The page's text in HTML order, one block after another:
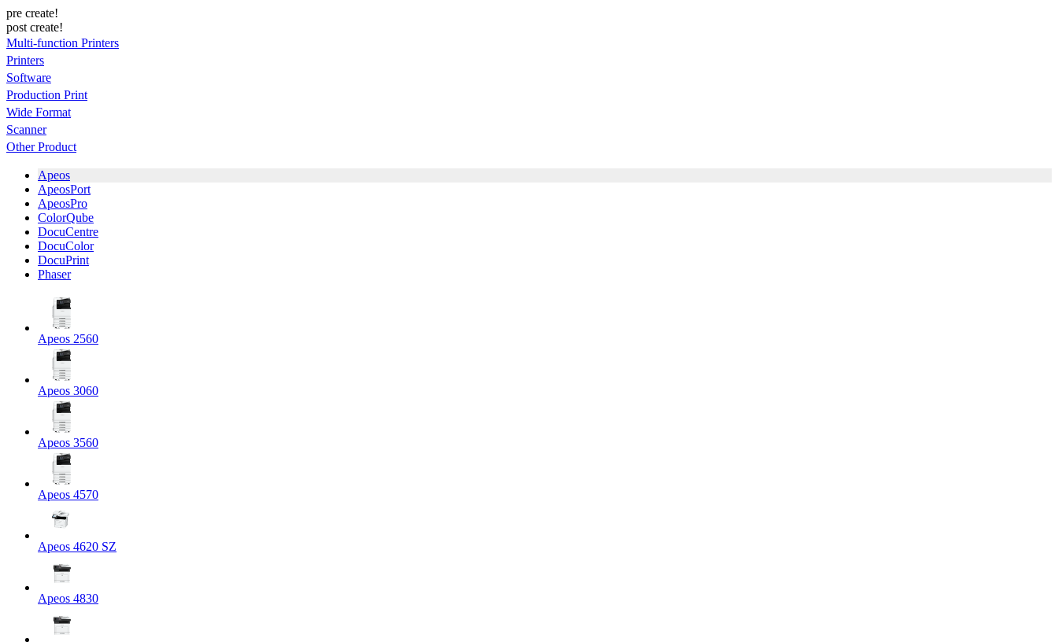
pre create!
post create!
Multi-function Printers
Printers
Software
Production Print
Wide Format
Scanner
Other Product
Apeos
ApeosPort
ApeosPro
ColorQube
DocuCentre
DocuColor
DocuPrint
Phaser
Apeos 2560
Apeos 3060
Apeos 3560
Apeos 4570
Apeos 4620 SZ
Apeos 4830